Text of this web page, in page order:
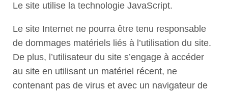
Le site utilise la technologie JavaScript.
Le site Internet ne pourra être tenu responsable
de dommages matériels liés à l’utilisation du site.
De plus, l’utilisateur du site s’engage à accéder
au site en utilisant un matériel récent, ne
contenant pas de virus et avec un navigateur de